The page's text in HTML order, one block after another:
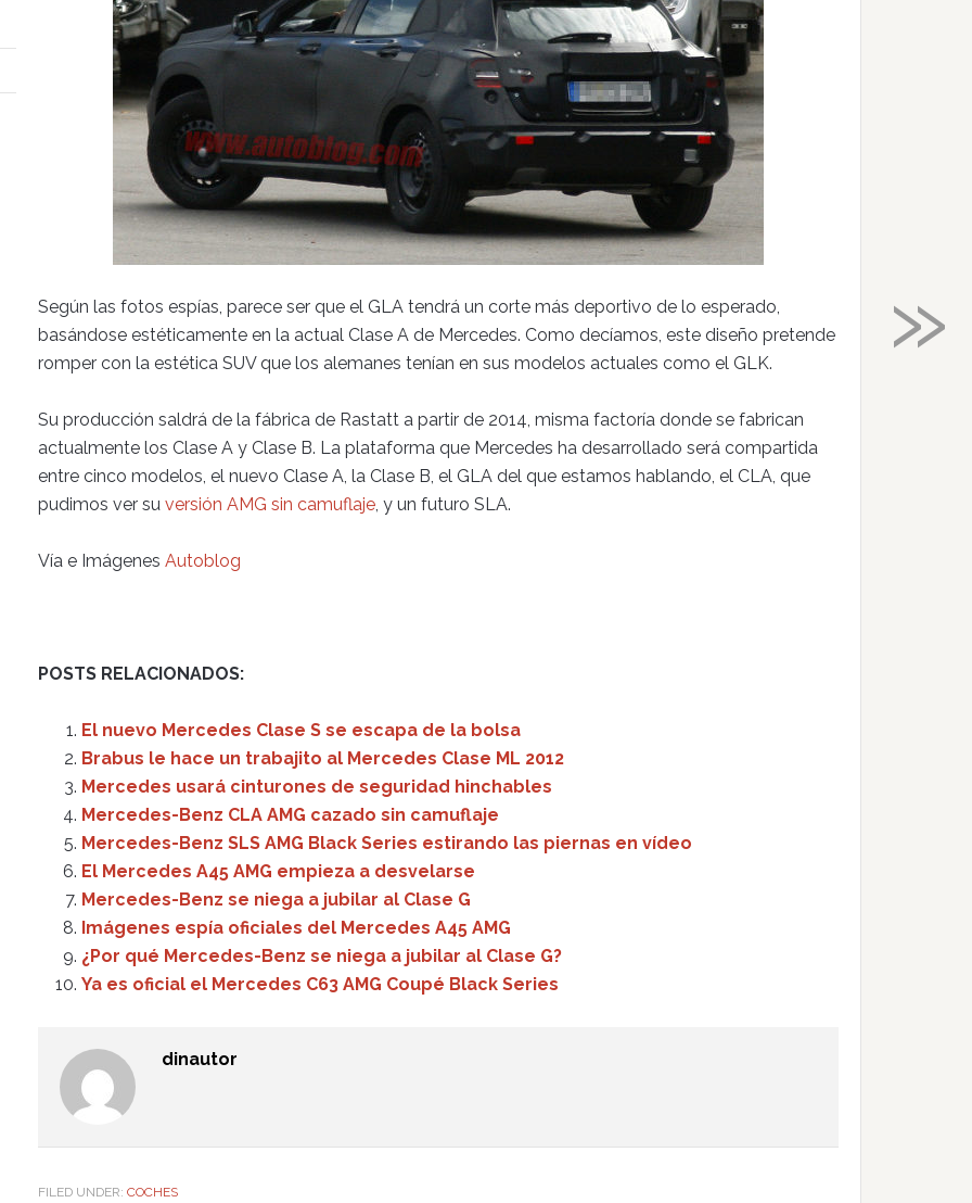
Según las fotos espías, parece ser que el GLA tendrá un corte más deportivo de lo esperado,
basándose estéticamente en la actual Clase A de Mercedes. Como decíamos, este diseño pretende
romper con la estética SUV que los alemanes tenían en sus modelos actuales como el GLK.
Su producción saldrá de la fábrica de Rastatt a partir de 2014, misma factoría donde se fabrican
actualmente los Clase A y Clase B. La plataforma que Mercedes ha desarrollado será compartida
entre cinco modelos, el nuevo Clase A, la Clase B, el GLA del que estamos hablando, el CLA, que
pudimos ver su versión AMG sin camuflaje, y un futuro SLA.
Vía e Imágenes Autoblog
POSTS RELACIONADOS:
El nuevo Mercedes Clase S se escapa de la bolsa
Brabus le hace un trabajito al Mercedes Clase ML 2012
Mercedes usará cinturones de seguridad hinchables
Mercedes-Benz CLA AMG cazado sin camuflaje
Mercedes-Benz SLS AMG Black Series estirando las piernas en vídeo
El Mercedes A45 AMG empieza a desvelarse
Mercedes-Benz se niega a jubilar al Clase G
Imágenes espía oficiales del Mercedes A45 AMG
¿Por qué Mercedes-Benz se niega a jubilar al Clase G?
Ya es oficial el Mercedes C63 AMG Coupé Black Series
dinautor
FILED UNDER: COCHES
»